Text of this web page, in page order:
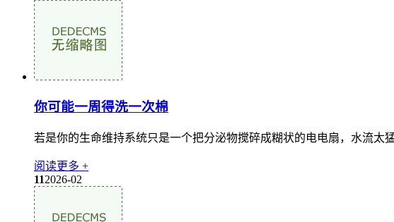
你可能一周得洗一次棉
若是你的生命维持系统只是一个把分泌物搅碎成糊状的电电扇，水流
阅读更多 +
112026-02